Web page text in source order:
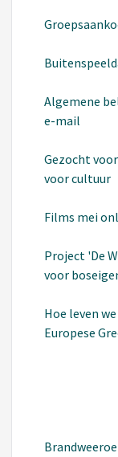
Algemene
e-mail
Gezocht
voor cultuur
Films mei
Project 'De
voor
Hoe leven
Europese